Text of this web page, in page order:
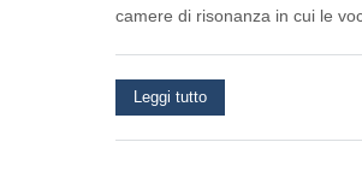
camere di risonanza in cui le
Leggi tutto